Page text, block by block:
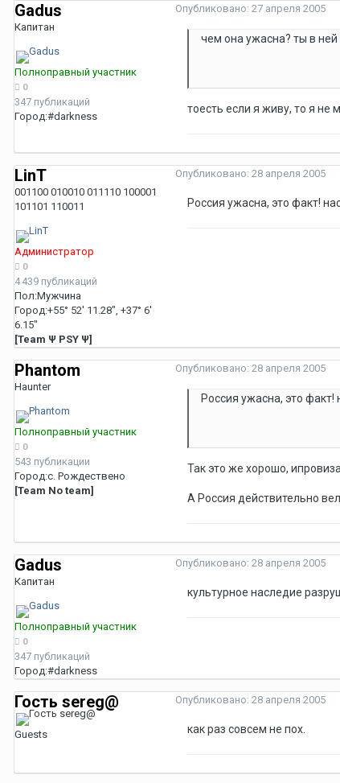
Gadus
Капитан
Полноправный участник
0
347 публикаций
Город:#darkness
Опубликовано: 27 апреля 2005
чем она ужасна? ты в ней
тоесть если я живу, то я не
LinT
001100 010010 011110 100001
101101 110011
Администратор
0
4 439 публикаций
Пол:Мужчина
Город:+55° 52' 11.28", +37° 6'
6.15"
[Team Ψ PSY Ψ]
Опубликовано: 28 апреля 2005
Россия ужасна, это факт!
Phantom
Haunter
Полноправный участник
0
543 публикации
Город:с. Рождествено
[Team No team]
Опубликовано: 28 апреля 2005
Россия ужасна, это
Так это же хорошо,
А Россия действительно
Gadus
Капитан
Полноправный участник
0
347 публикаций
Город:#darkness
Опубликовано: 28 апреля 2005
культурное наследие
Гость sereg@
Guests
Опубликовано: 28 апреля 2005
как раз совсем не пох.